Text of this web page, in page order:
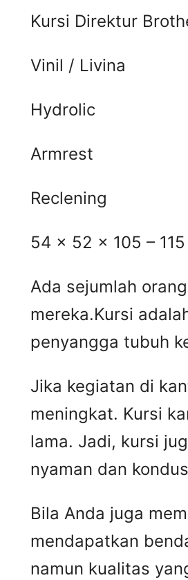
Kursi Direktur
Vinil / Livina
Hydrolic
Armrest
Reclening
54 x 52 x 105 – 115
Ada sejumlah
mereka.Kursi
penyangga tubuh
Jika kegiatan di
meningkat. Kursi
lama. Jadi, kursi
nyaman dan
Bila Anda juga
mendapatkan
namun kualitas